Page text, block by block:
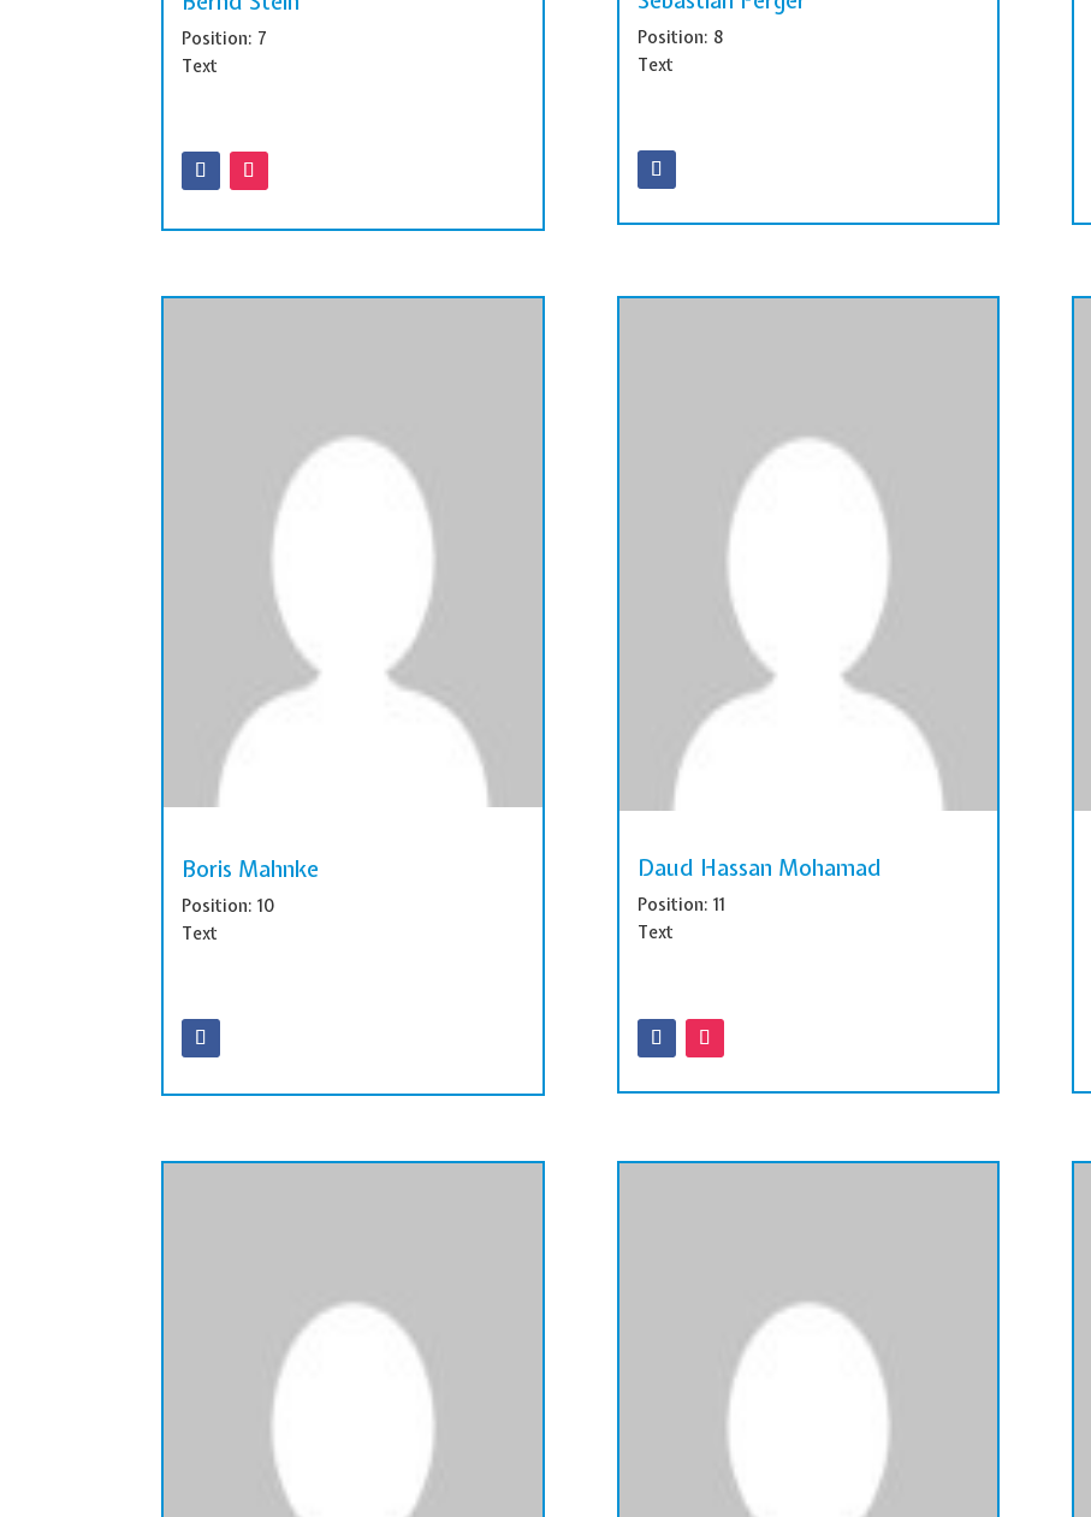
Position: 7
Text
Position: 8
Text
Boris Mahnke
Position: 10
Text
Daud Hassan Mohamad
Position: 11
Text